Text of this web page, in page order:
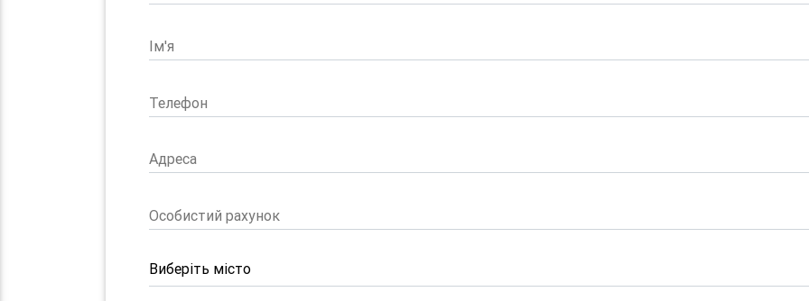
Ім'я
Телефон
Адреса
Особистий рахунок